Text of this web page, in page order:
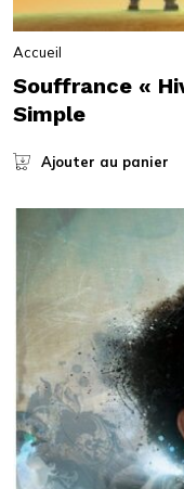
Accueil
Souffrance «
Simple
Ajouter au panier